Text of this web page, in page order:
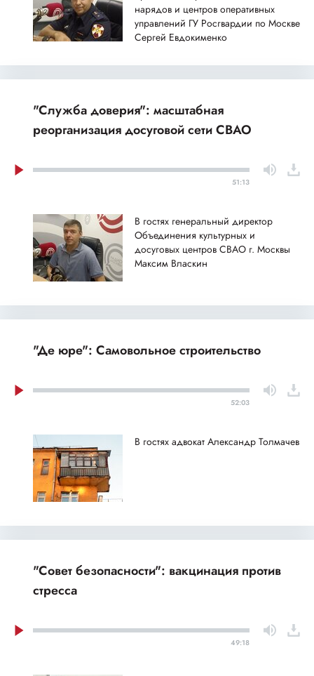
нарядов и центров оперативных
управлений ГУ Росгвардии по Москве
Сергей Евдокименко
"Служба доверия": масштабная
реорганизация досуговой сети СВАО
51:13
В гостях генеральный директор
Объединения культурных и
досуговых центров СВАО г. Москвы
Максим Власкин
"Де юре": Самовольное строительство
52:03
В гостях адвокат Александр Толмачев
"Совет безопасности": вакцинация против
стресса
49:18